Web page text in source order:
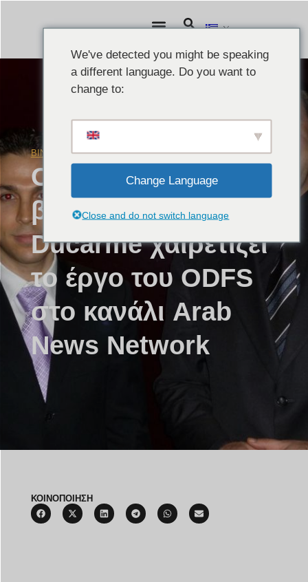
ΒΊΝΤΕΟ Μάρτιος 3, 2010
Ο Βέλγος
βουλευτής Denis
Ducarme χαιρετίζει
το έργο του ODFS
στο κανάλι Arab
News Network
ΚΟΙΝΟΠΟΙΗΣΗ
We've detected you might be speaking
a different language. Do you want to
change to:
Change Language
Close and do not switch language